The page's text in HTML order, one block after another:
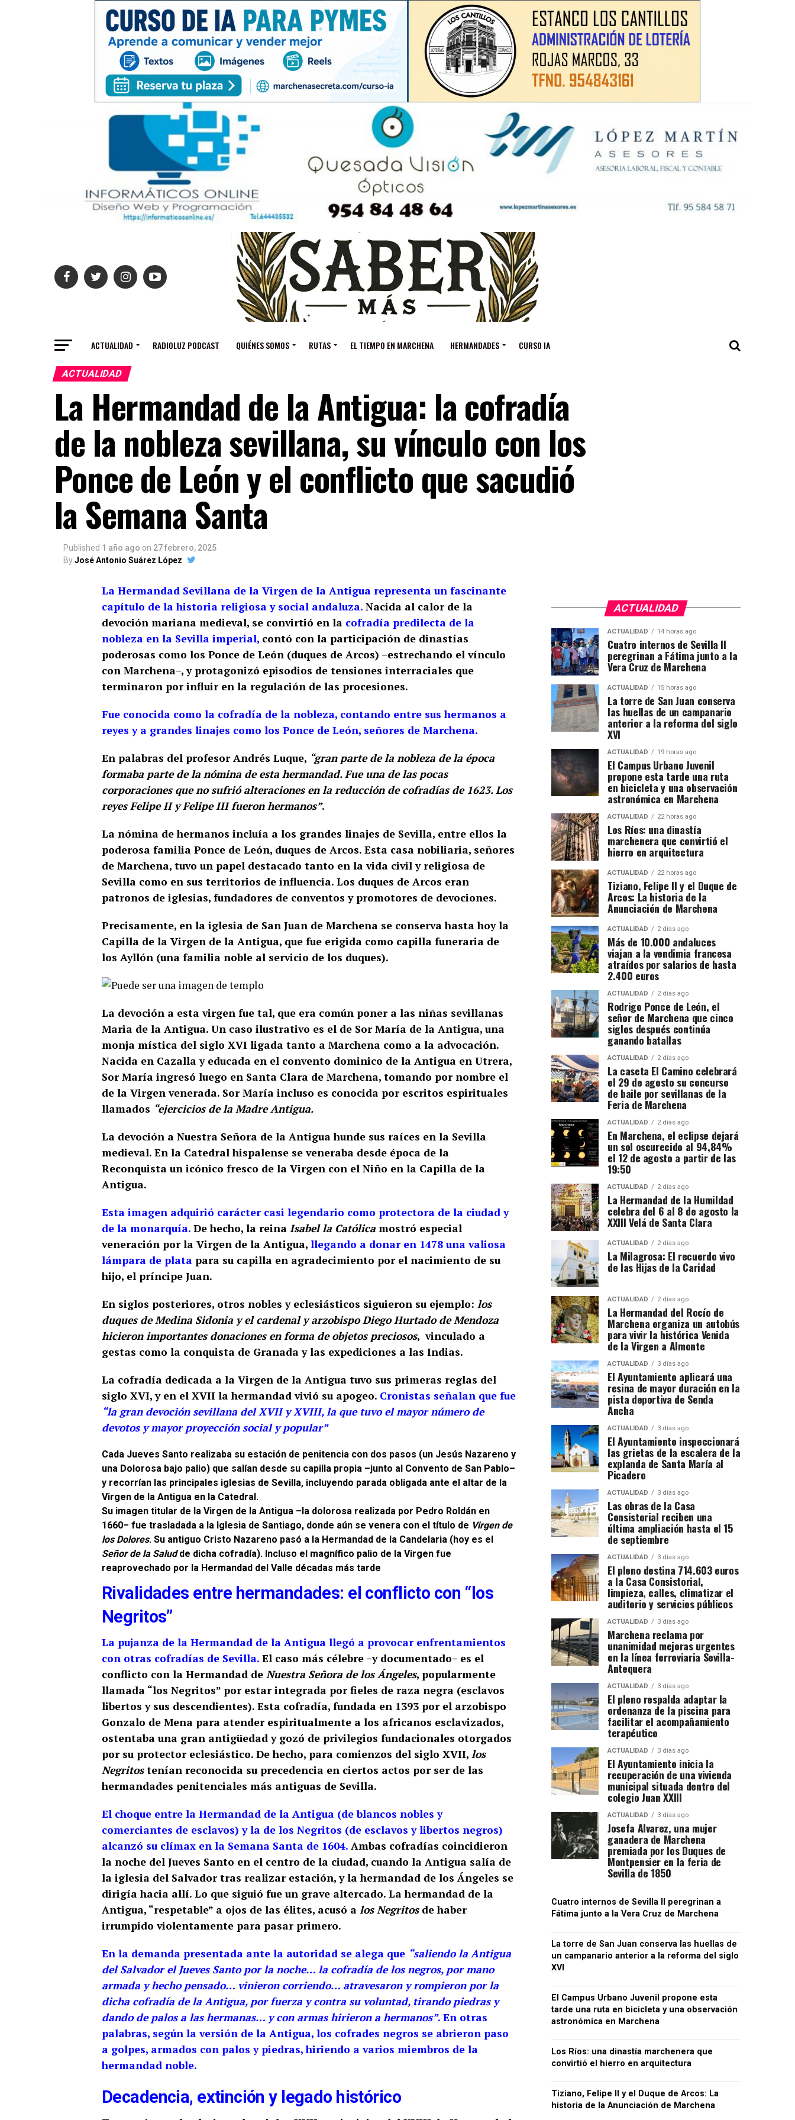
ACTUALIDAD RADIOLUZ PODCAST QUIÉNES SOMOS RUTAS EL TIEMPO EN MARCHENA HERMANDADES CURSO IA
ACTUALIDAD
La Hermandad de la Antigua: la cofradía
de la nobleza sevillana, su vínculo con los
Ponce de León y el conflicto que sacudió
la Semana Santa
Published 1 año ago on 27 febrero, 2025
ByJosé Antonio Suárez López
La Hermandad Sevillana de la Virgen de la Antigua representa un fascinante
capítulo de la historia religiosa y social andaluza. Nacida al calor de la
devoción mariana medieval, se convirtió en la cofradía predilecta de la
nobleza en la Sevilla imperial, contó con la participación de dinastías
poderosas como los Ponce de León (duques de Arcos) –estrechando el vínculo
con Marchena–, y protagonizó episodios de tensiones interraciales que
terminaron por influir en la regulación de las procesiones.
Fue conocida como la cofradía de la nobleza, contando entre sus hermanos a
reyes y a grandes linajes como los Ponce de León, señores de Marchena.
En palabras del profesor Andrés Luque, “gran parte de la nobleza de la época
formaba parte de la nómina de esta hermandad. Fue una de las pocas
corporaciones que no sufrió alteraciones en la reducción de cofradías de 1623. Los
reyes Felipe II y Felipe III fueron hermanos”​.
La nómina de hermanos incluía a los grandes linajes de Sevilla, entre ellos la
poderosa familia Ponce de León, duques de Arcos. Esta casa nobiliaria, señores
de Marchena, tuvo un papel destacado tanto en la vida civil y religiosa de
Sevilla como en sus territorios de influencia. Los duques de Arcos eran
patronos de iglesias, fundadores de conventos y promotores de devociones.
Precisamente, en la iglesia de San Juan de Marchena se conserva hasta hoy la
Capilla de la Virgen de la Antigua, que fue erigida como capilla funeraria de
los Ayllón (una familia noble al servicio de los duques)​.
La devoción a esta virgen fue tal, que era común poner a las niñas sevillanas
Maria de la Antigua. Un caso ilustrativo es el de Sor María de la Antigua, una
monja mística del siglo XVI ligada tanto a Marchena como a la advocación.
Nacida en Cazalla y educada en el convento dominico de la Antigua en Utrera,
Sor María ingresó luego en Santa Clara de Marchena, tomando por nombre el
de la Virgen venerada. Sor María incluso es conocida por escritos espirituales
llamados “ejercicios de la Madre Antigua.
La devoción a Nuestra Señora de la Antigua hunde sus raíces en la Sevilla
medieval. En la Catedral hispalense se veneraba desde época de la
Reconquista un icónico fresco de la Virgen con el Niño en la Capilla de la
Antigua​.
Esta imagen adquirió carácter casi legendario como protectora de la ciudad y
de la monarquía. De hecho, la reina Isabel la Católica mostró especial
veneración por la Virgen de la Antigua, llegando a donar en 1478 una valiosa
lámpara de plata para su capilla en agradecimiento por el nacimiento de su
hijo, el príncipe Juan​.
En siglos posteriores, otros nobles y eclesiásticos siguieron su ejemplo: los
duques de Medina Sidonia y el cardenal y arzobispo Diego Hurtado de Mendoza
hicieron importantes donaciones en forma de objetos preciosos, vinculado a
gestas como la conquista de Granada y las expediciones a las Indias​.
La cofradía dedicada a la Virgen de la Antigua tuvo sus primeras reglas del
siglo XVI, y en el XVII la hermandad vivió su apogeo. Cronistas señalan que fue
“la gran devoción sevillana del XVII y XVIII, la que tuvo el mayor número de
devotos y mayor proyección social y popular”
Cada Jueves Santo realizaba su estación de penitencia con dos pasos (un Jesús Nazareno y
una Dolorosa bajo palio) que salían desde su capilla propia –junto al Convento de San Pablo–
y recorrían las principales iglesias de Sevilla, incluyendo parada obligada ante el altar de la
Virgen de la Antigua en la Catedral.
Su imagen titular de la Virgen de la Antigua –la dolorosa realizada por Pedro Roldán en
1660– fue trasladada a la Iglesia de Santiago, donde aún se venera con el título de Virgen de
los Dolores. Su antiguo Cristo Nazareno pasó a la Hermandad de la Candelaria (hoy es el
Señor de la Saludde dicha cofradía)​. Incluso el magnífico palio de la Virgen fue
reaprovechado por la Hermandad del Valle décadas más tarde​
Rivalidades entre hermandades: el conflicto con “los
Negritos”
La pujanza de la Hermandad de la Antigua llegó a provocar enfrentamientos
con otras cofradías de Sevilla. El caso más célebre –y documentado– es el
conflicto con la Hermandad de Nuestra Señora de los Ángeles, popularmente
llamada “los Negritos” por estar integrada por fieles de raza negra (esclavos
libertos y sus descendientes). Esta cofradía, fundada en 1393 por el arzobispo
Gonzalo de Mena para atender espiritualmente a los africanos esclavizados,
ostentaba una gran antigüedad y gozó de privilegios fundacionales otorgados
por su protector eclesiástico​. De hecho, para comienzos del siglo XVII, los
Negritostenían reconocida su precedencia en ciertos actos por ser de las
hermandades penitenciales más antiguas de Sevilla.
El choque entre la Hermandad de la Antigua (de blancos nobles y
comerciantes de esclavos) y la de los Negritos (de esclavos y libertos negros)
alcanzó su clímax en la Semana Santa de 1604. Ambas cofradías coincidieron
la noche del Jueves Santo en el centro de la ciudad, cuando la Antigua salía de
la iglesia del Salvador tras realizar estación, y la hermandad de los Ángeles se
dirigía hacia allí. Lo que siguió fue un grave altercado. La hermandad de la
Antigua, “respetable” a ojos de las élites, acusó a los Negritosde haber
irrumpido violentamente para pasar primero.
En la demanda presentada ante la autoridad se alega que “saliendo la Antigua
del Salvador el Jueves Santo por la noche… la cofradía de los negros, por mano
armada y hecho pensado… vinieron corriendo… atravesaron y rompieron por la
dicha cofradía de la Antigua, por fuerza y contra su voluntad, tirando piedras y
dando de palos a las hermanas… y con armas hirieron a hermanos”. En otras
palabras, según la versión de la Antigua, los cofrades negros se abrieron paso
a golpes, armados con palos y piedras, hiriendo a varios miembros de la
hermandad noble.
Decadencia, extinción y legado histórico
ACTUALIDAD
ACTUALIDAD 14 horas ago
Cuatro internos de Sevilla II
peregrinan a Fátima junto a la
Vera Cruz de Marchena
ACTUALIDAD 15 horas ago
La torre de San Juan conserva
las huellas de un campanario
anterior a la reforma del siglo
XVI
ACTUALIDAD 19 horas ago
El Campus Urbano Juvenil
propone esta tarde una ruta
en bicicleta y una observación
astronómica en Marchena
ACTUALIDAD 22 horas ago
Los Ríos: una dinastía
marchenera que convirtió el
hierro en arquitectura
ACTUALIDAD 22 horas ago
Tiziano, Felipe II y el Duque de
Arcos: La historia de la
Anunciación de Marchena
ACTUALIDAD 2 días ago
Más de 10.000 andaluces
viajan a la vendimia francesa
atraídos por salarios de hasta
2.400 euros
ACTUALIDAD 2 días ago
Rodrigo Ponce de León, el
señor de Marchena que cinco
siglos después continúa
ganando batallas
ACTUALIDAD 2 días ago
La caseta El Camino celebrará
el 29 de agosto su concurso
de baile por sevillanas de la
Feria de Marchena
ACTUALIDAD 2 días ago
En Marchena, el eclipse dejará
un sol oscurecido al 94,84%
el 12 de agosto a partir de las
19:50
ACTUALIDAD 2 días ago
La Hermandad de la Humildad
celebra del 6 al 8 de agosto la
XXIII Velá de Santa Clara
ACTUALIDAD 2 días ago
La Milagrosa: El recuerdo vivo
de las Hijas de la Caridad
ACTUALIDAD 2 días ago
La Hermandad del Rocío de
Marchena organiza un autobús
para vivir la histórica Venida
de la Virgen a Almonte
ACTUALIDAD 3 días ago
El Ayuntamiento aplicará una
resina de mayor duración en la
pista deportiva de Senda
Ancha
ACTUALIDAD 3 días ago
El Ayuntamiento inspeccionará
las grietas de la escalera de la
explanda de Santa María al
Picadero
ACTUALIDAD 3 días ago
Las obras de la Casa
Consistorial reciben una
última ampliación hasta el 15
de septiembre
ACTUALIDAD 3 días ago
El pleno destina 714.603 euros
a la Casa Consistorial,
limpieza, calles, climatizar el
auditorio y servicios públicos
ACTUALIDAD 3 días ago
Marchena reclama por
unanimidad mejoras urgentes
en la línea ferroviaria Sevilla-
Antequera
ACTUALIDAD 3 días ago
El pleno respalda adaptar la
ordenanza de la piscina para
facilitar el acompañamiento
terapéutico
ACTUALIDAD 3 días ago
El Ayuntamiento inicia la
recuperación de una vivienda
municipal situada dentro del
colegio Juan XXIII
ACTUALIDAD 3 días ago
Josefa Alvarez, una mujer
ganadera de Marchena
premiada por los Duques de
Montpensier en la feria de
Sevilla de 1850
Cuatro internos de Sevilla II peregrinan a
Fátima junto a la Vera Cruz de Marchena
La torre de San Juan conserva las huellas de
un campanario anterior a la reforma del siglo
XVI
El Campus Urbano Juvenil propone esta
tarde una ruta en bicicleta y una observación
astronómica en Marchena
Los Ríos: una dinastía marchenera que
convirtió el hierro en arquitectura
Tiziano, Felipe II y el Duque de Arcos: La
historia de la Anunciación de Marchena